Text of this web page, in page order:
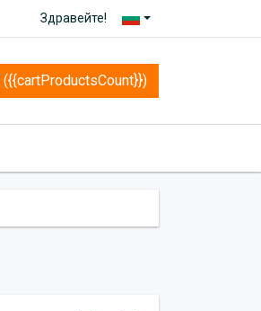
Здравейте!
({{cartProductsCount}})